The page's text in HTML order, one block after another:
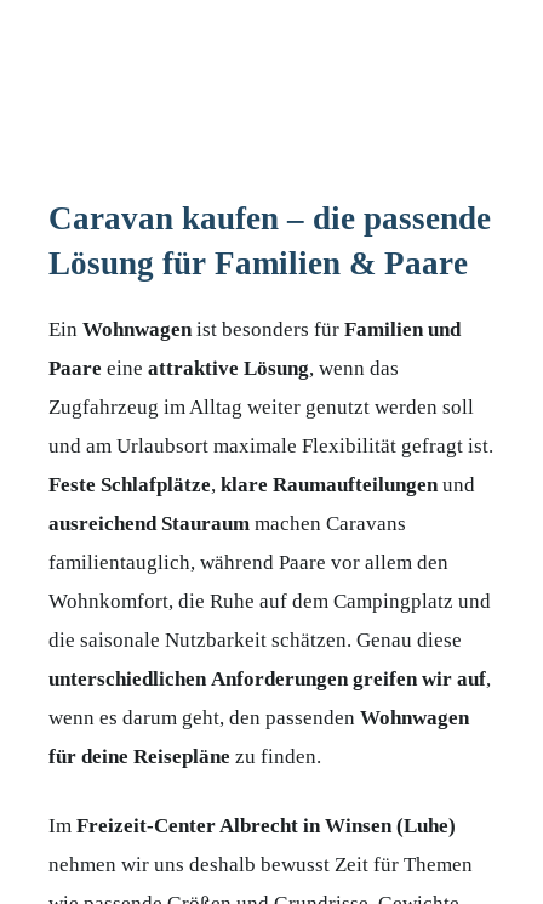
Caravan kaufen – die passende
Lösung für Familien & Paare
Ein Wohnwagen ist besonders für Familien und
Paare eine attraktive Lösung, wenn das
Zugfahrzeug im Alltag weiter genutzt werden soll
und am Urlaubsort maximale Flexibilität gefragt ist.
Feste Schlafplätze, klare Raumaufteilungen und
ausreichend Stauraum machen Caravans
familientauglich, während Paare vor allem den
Wohnkomfort, die Ruhe auf dem Campingplatz und
die saisonale Nutzbarkeit schätzen. Genau diese
unterschiedlichen Anforderungen greifen wir auf,
wenn es darum geht, den passenden Wohnwagen
für deine Reisepläne zu finden.
Im Freizeit-Center Albrecht in Winsen (Luhe)
nehmen wir uns deshalb bewusst Zeit für Themen